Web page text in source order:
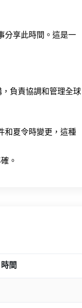
分享此時間。這是一
負責協調和管理全球
和夏令時變更，這種
。
間